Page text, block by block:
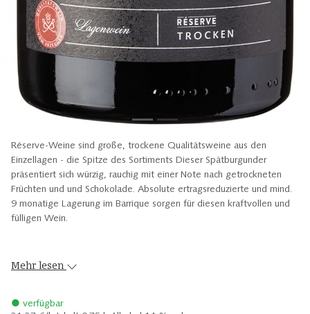
Réserve-Weine sind große, trockene Qualitätsweine aus den
Einzellagen - die Spitze des Sortiments Dieser Spätburgunder
präsentiert sich würzig, rauchig mit einer Note nach getrockneten
Früchten und und Schokolade. Absolute ertragsreduzierte und mind.
9 monatige Lagerung im Barrique sorgen für diesen kraftvollen und
fülligen Wein.
Mehr lesen
● verfügbar